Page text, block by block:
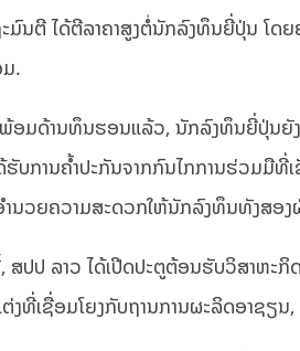
ມົນຕີ ໄດ້ຕີລາຄາສູງຕໍ່ນັກລົງທຶນຍີ່ປຸ່ນ ໂດ
.
ອມດ້ານທຶນຮອນແລ້ວ, ນັກລົງທຶນຍີ່ປຸ່ນຍັງ
ບການຄໍ້າປະກັນຈາກກົນໄກການຮ່ວມມືທີ່
ນວຍຄວາມສະດວກໃຫ້ນັກລົງທຶນທັງສອ
ປປ ລາວ ໄດ້ເປີດປະຕູຕ້ອນຮັບວິສາຫະກິດ
ຕ່ງທີ່ເຊື່ອມໂຍງກັບຖານການຜະລິດອາຊຽ